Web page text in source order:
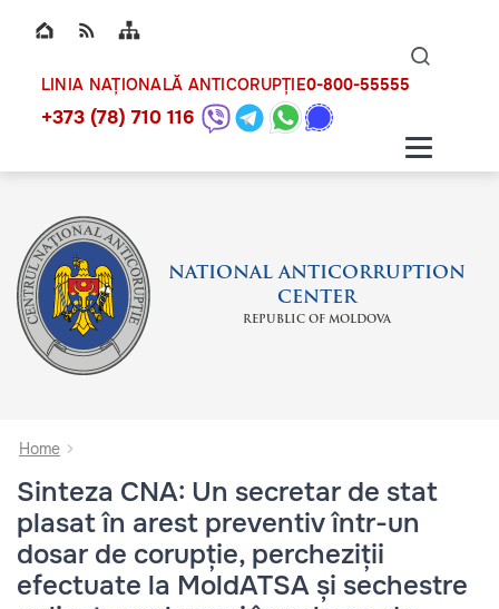
Top bar navigation
LINIA NAȚIONALĂ ANTICORUPȚIE0-800-55555
+373 (78) 710 116
NATIONAL ANTICORRUPTION
CENTER
REPUBLIC OF MOLDOVA
Home
Sinteza CNA: Un secretar de stat
plasat în arest preventiv într-un
dosar de corupție, percheziții
efectuate la MoldATSA și sechestre